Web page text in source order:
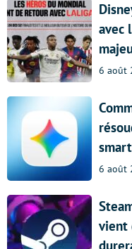
avec
6 août
6 août
vient